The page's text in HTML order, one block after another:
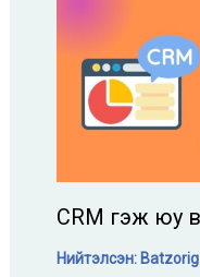
CRM гэж юу
Нийтэлсэн: